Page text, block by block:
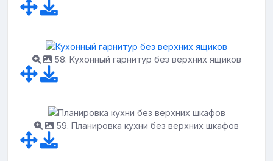
58. Кухонный гарнитур без верхних ящиков
59. Планировка кухни без верхних шкафов